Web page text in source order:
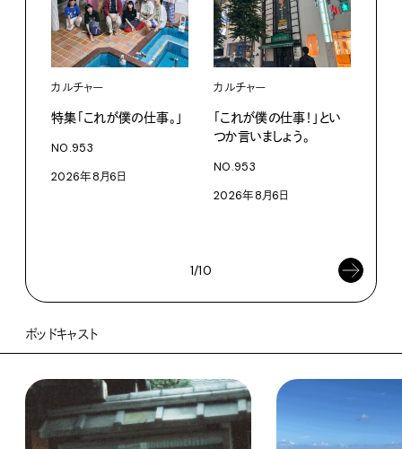
カルチャー
特集「これが僕の仕事。」
NO.953
2026年8月6日
カルチャー
「これが僕の仕事！」とい
つか言いましょう。
NO.953
2026年8月6日
1/10
ポッドキャスト